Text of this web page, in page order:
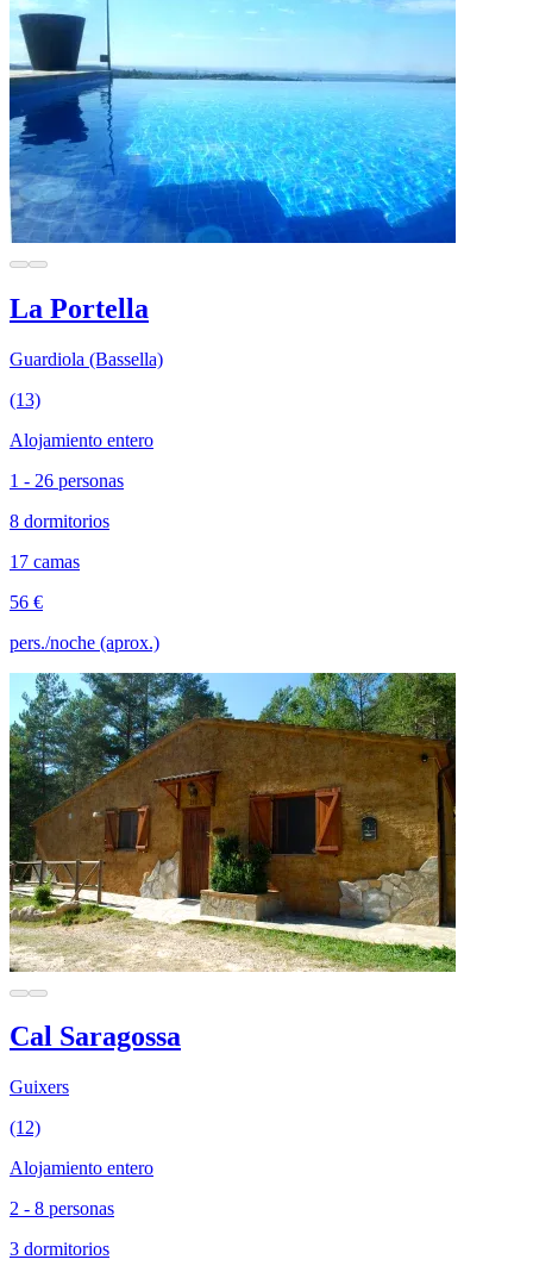
La Portella
Guardiola (Bassella)
(13)
Alojamiento entero
1 - 26 personas
8 dormitorios
17 camas
56 €
pers./noche (aprox.)
Cal Saragossa
Guixers
(12)
Alojamiento entero
2 - 8 personas
3 dormitorios